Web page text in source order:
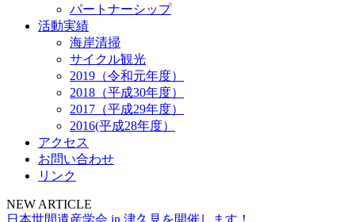
パートナーシップ
活動実績
海岸清掃
サイクル観光
2019（令和元年度）
2018（平成30年度）
2017（平成29年度）
2016(平成28年度）
アクセス
お問い合わせ
リンク
NEW ARTICLE
日本世間遺産学会 in 津久見を開催します！